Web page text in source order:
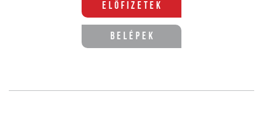
Előfizetek
Belépek